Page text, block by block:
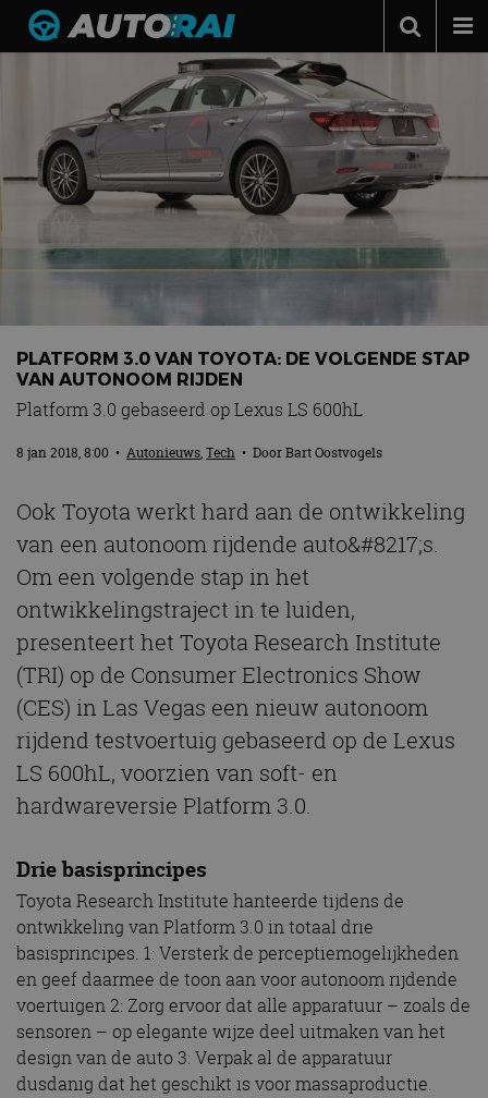
Podcast
Autotests
Automerken
Adverteren
MotorRAI.nl
PLATFORM 3.0 VAN TOYOTA: DE VOLGENDE STAP
VAN AUTONOOM RIJDEN
Platform 3.0 gebaseerd op Lexus LS 600hL
8 jan 2018, 8:00 • Autonieuws,Tech • DoorBart Oostvogels
Ook Toyota werkt hard aan de ontwikkeling
van een autonoom rijdende auto&#8217;s.
Om een volgende stap in het
ontwikkelingstraject in te luiden,
presenteert het Toyota Research Institute
(TRI) op de Consumer Electronics Show
(CES) in Las Vegas een nieuw autonoom
rijdend testvoertuig gebaseerd op de Lexus
LS 600hL, voorzien van soft- en
hardwareversie Platform 3.0.
Drie basisprincipes
Toyota Research Institute hanteerde tijdens de
ontwikkeling van Platform 3.0 in totaal drie
basisprincipes. 1: Versterk de perceptiemogelijkheden
en geef daarmee de toon aan voor autonoom rijdende
voertuigen 2: Zorg ervoor dat alle apparatuur – zoals de
sensoren – op elegante wijze deel uitmaken van het
design van de auto 3: Verpak al de apparatuur
dusdanig dat het geschikt is voor massaproductie.